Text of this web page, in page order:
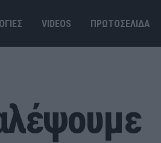
VIDEOS ΠΡΩΤΟΣΕΛΙΔΑ